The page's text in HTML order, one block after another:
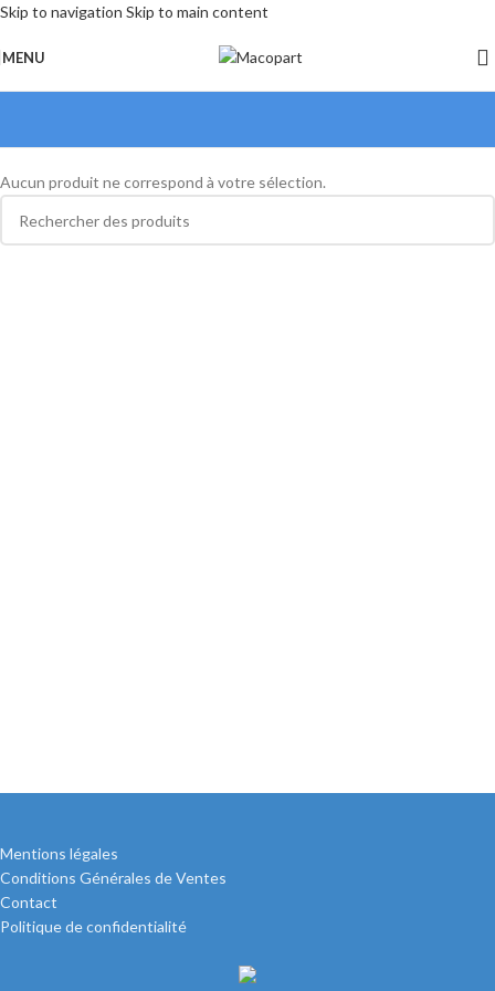
Skip to navigation Skip to main content
MENU
Aucun produit ne correspond à votre sélection.
Mentions légales
Conditions Générales de Ventes
Contact
Politique de confidentialité